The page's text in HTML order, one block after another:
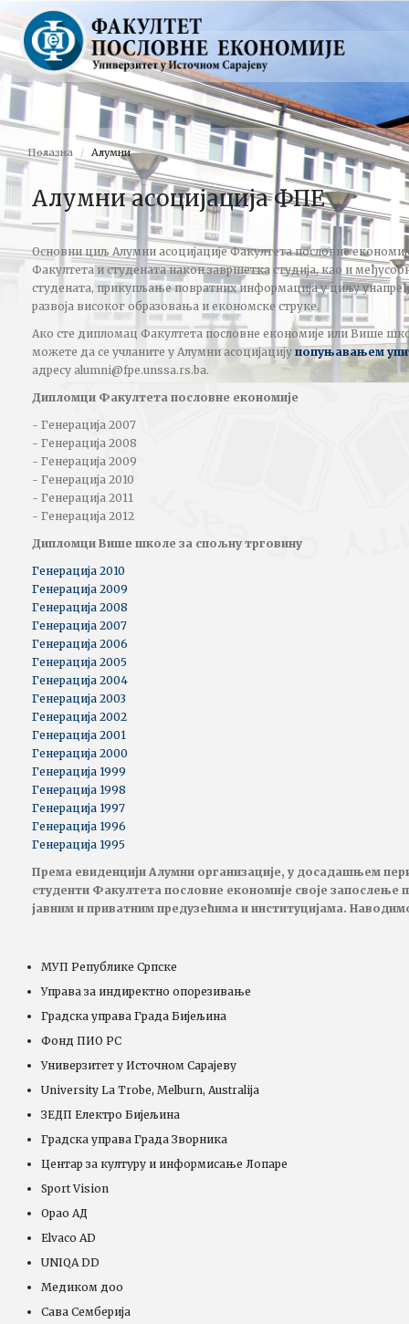
Полазна Алумни
Алумни асоцијацијa ФПЕ
Основни циљ Алумни асоцијације Факултета пословне
Факултета и студената након завршетка студија, као и
студената, прикупљање повратних информација у циљу
развоја високог образовања и економске струке.
Ако сте дипломац Факултета пословне економије или Више
можете да се учланите у Алумни асоцијацију попуњавањем
адресу alumni@fpe.unssa.rs.ba.
Дипломци Факултета пословне економије
- Генерација 2007
- Генерација 2008
- Генерација 2009
- Генерација 2010
- Генерација 2011
- Генерација 2012
Дипломци Више школе за спољну трговину
Генерација 2010
Генерација 2009
Генерација 2008
Генерација 2007
Генерација 2006
Генерација 2005
Генерација 2004
Генерација 2003
Генерација 2002
Генерација 2001
Генерација 2000
Генерација 1999
Генерација 1998
Генерација 1997
Генерација 1996
Генерација 1995
Према евиденцији Алумни организације, у досадашњем
студенти Факултета пословне економије своје запослење
јавним и приватним предузећима и институцијама.
МУП Републике Српске
Управа за индиректно опорезивање
Градска управа Града Бијељина
Фонд ПИО РС
Универзитет у Источном Сарајеву
University La Trobe, Melburn, Australija
ЗЕДП Електро Бијељина
Градска управа Града Зворника
Центар за културу и информисање Лопаре
Sport Vision
Орао АД
Elvaco AD
UNIQA DD
Медиком доо
Сава Семберија